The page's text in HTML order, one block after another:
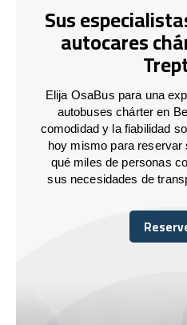
Sus
autocares
Elija OsaBus para una
autobuses chárter en
comodidad y la fiabilidad
hoy mismo para
qué miles de personas
sus necesidades de